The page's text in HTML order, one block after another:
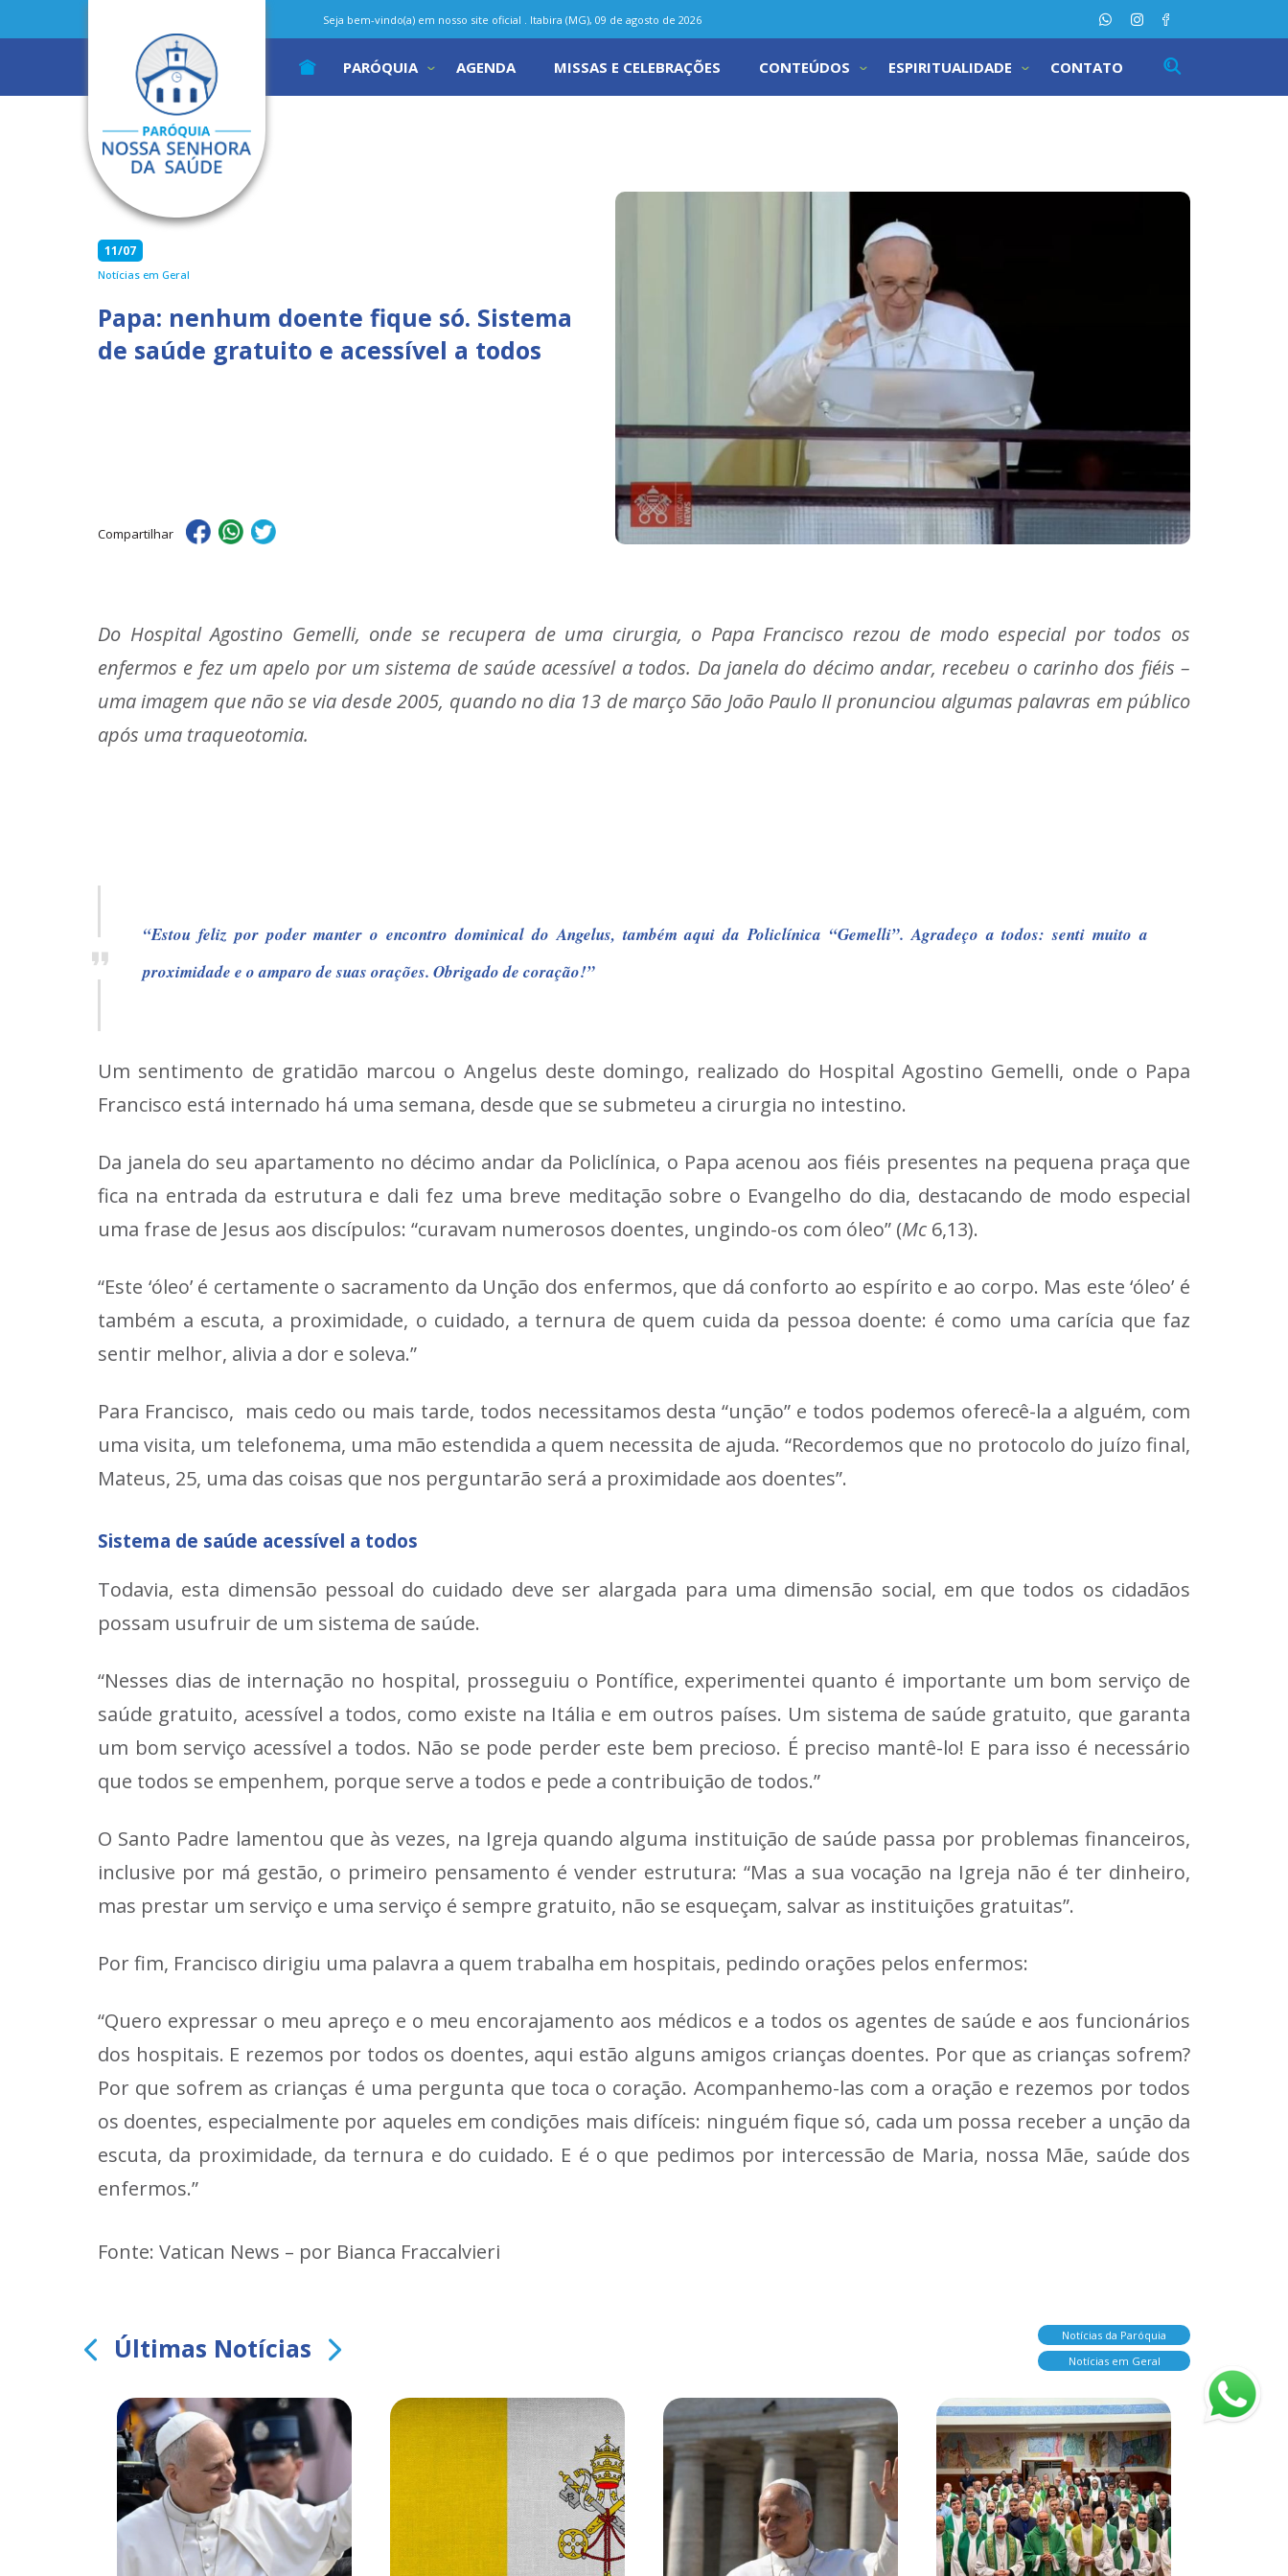
Seja bem-vindo(a) em nosso site oficial . Itabira (MG), 09 de agosto de 2026
PARÓQUIA AGENDA MISSAS E CELEBRAÇÕES CONTEÚDOS ESPIRITUALIDADE CONTATO
11/07
Notícias em Geral
Papa: nenhum doente fique só. Sistema
de saúde gratuito e acessível a todos
Compartilhar
Do Hospital Agostino Gemelli, onde se recupera de uma cirurgia, o Papa Francisco rezou de modo especial por todos os
enfermos e fez um apelo por um sistema de saúde acessível a todos. Da janela do décimo andar, recebeu o carinho dos fiéis –
uma imagem que não se via desde 2005, quando no dia 13 de março São João Paulo II pronunciou algumas palavras em público
após uma traqueotomia.
“Estou feliz por poder manter o encontro dominical do Angelus, também aqui da Policlínica “Gemelli”. Agradeço a todos: senti muito a
proximidade e o amparo de suas orações. Obrigado de coração!”
Um sentimento de gratidão marcou o Angelus deste domingo, realizado do Hospital Agostino Gemelli, onde o Papa
Francisco está internado há uma semana, desde que se submeteu a cirurgia no intestino.
Da janela do seu apartamento no décimo andar da Policlínica, o Papa acenou aos fiéis presentes na pequena praça que
fica na entrada da estrutura e dali fez uma breve meditação sobre o Evangelho do dia, destacando de modo especial
uma frase de Jesus aos discípulos: “curavam numerosos doentes, ungindo-os com óleo” (Mc 6,13).
“Este ‘óleo’ é certamente o sacramento da Unção dos enfermos, que dá conforto ao espírito e ao corpo. Mas este ‘óleo’ é
também a escuta, a proximidade, o cuidado, a ternura de quem cuida da pessoa doente: é como uma carícia que faz
sentir melhor, alivia a dor e soleva.”
Para Francisco, mais cedo ou mais tarde, todos necessitamos desta “unção” e todos podemos oferecê-la a alguém, com
uma visita, um telefonema, uma mão estendida a quem necessita de ajuda. “Recordemos que no protocolo do juízo final,
Mateus, 25, uma das coisas que nos perguntarão será a proximidade aos doentes”.
Sistema de saúde acessível a todos
Todavia, esta dimensão pessoal do cuidado deve ser alargada para uma dimensão social, em que todos os cidadãos
possam usufruir de um sistema de saúde.
“Nesses dias de internação no hospital, prosseguiu o Pontífice, experimentei quanto é importante um bom serviço de
saúde gratuito, acessível a todos, como existe na Itália e em outros países. Um sistema de saúde gratuito, que garanta
um bom serviço acessível a todos. Não se pode perder este bem precioso. É preciso mantê-lo! E para isso é necessário
que todos se empenhem, porque serve a todos e pede a contribuição de todos.”
O Santo Padre lamentou que às vezes, na Igreja quando alguma instituição de saúde passa por problemas financeiros,
inclusive por má gestão, o primeiro pensamento é vender estrutura: “Mas a sua vocação na Igreja não é ter dinheiro,
mas prestar um serviço e uma serviço é sempre gratuito, não se esqueçam, salvar as instituições gratuitas”.
Por fim, Francisco dirigiu uma palavra a quem trabalha em hospitais, pedindo orações pelos enfermos:
“Quero expressar o meu apreço e o meu encorajamento aos médicos e a todos os agentes de saúde e aos funcionários
dos hospitais. E rezemos por todos os doentes, aqui estão alguns amigos crianças doentes. Por que as crianças sofrem?
Por que sofrem as crianças é uma pergunta que toca o coração. Acompanhemo-las com a oração e rezemos por todos
os doentes, especialmente por aqueles em condições mais difíceis: ninguém fique só, cada um possa receber a unção da
escuta, da proximidade, da ternura e do cuidado. E é o que pedimos por intercessão de Maria, nossa Mãe, saúde dos
enfermos.”
Fonte: Vatican News – por Bianca Fraccalvieri
Últimas Notícias
Notícias da Paróquia
Notícias em Geral